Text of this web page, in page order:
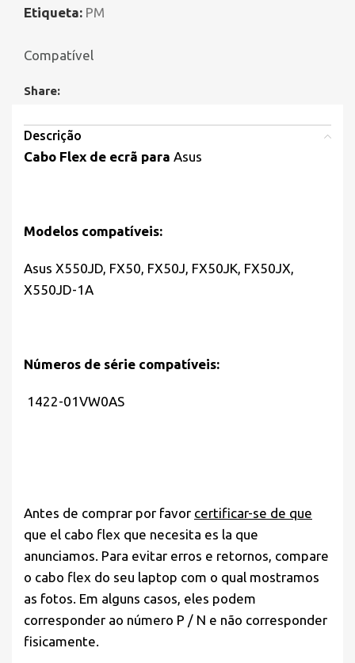
Etiqueta: PM
Compatível
Share:
Descrição
Cabo Flex de ecrã para Asus
Modelos compatíveis:
Asus X550JD, FX50, FX50J, FX50JK, FX50JX,
X550JD-1A
Números de série compatíveis:
1422-01VW0AS
Antes de comprar por favor certificar-se de que
que el cabo flex que necesita es la que
anunciamos. Para evitar erros e retornos, compare
o cabo flex do seu laptop com o qual mostramos
as fotos. Em alguns casos, eles podem
corresponder ao número P / N e não corresponder
fisicamente.